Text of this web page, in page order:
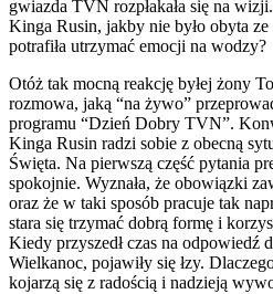
gwiazda TVN rozpłakała się na
Kinga Rusin, jakby nie było obyta
potrafiła utrzymać emocji na wodzy?
Otóż tak mocną reakcję byłej żony
rozmowa, jaką “na żywo”
programu “Dzień Dobry TVN”.
Kinga Rusin radzi sobie z obecną
Święta. Na pierwszą część pytania
spokojnie. Wyznała, że obowiązki
oraz że w taki sposób pracuje tak
stara się trzymać dobrą formę i
Kiedy przyszedł czas na odpowiedź
Wielkanoc, pojawiły się łzy.
kojarzą się z radością i nadzieją